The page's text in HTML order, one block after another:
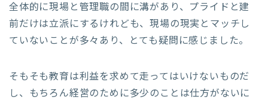
全体的に現場と管理職の間に溝があり、プライドと建
前だけは立派にするけれども、現場の現実とマッチし
ていないことが多々あり、とても疑問に感じました。
そもそも教育は利益を求めて走ってはいけないものだ
し、もちろん経営のために多少のことは仕方がないに